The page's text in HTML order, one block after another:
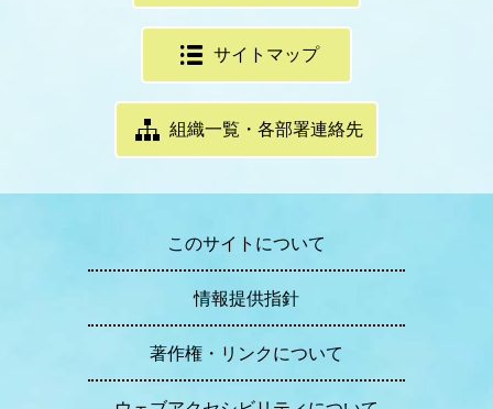
サイトマップ
組織一覧・各部署連絡先
このサイトについて
情報提供指針
著作権・リンクについて